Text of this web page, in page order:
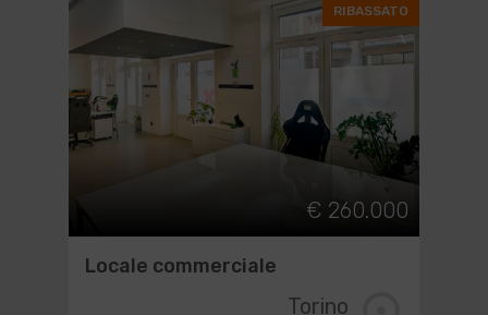
RIBASSATO
€ 260.000
Locale commerciale
Torino